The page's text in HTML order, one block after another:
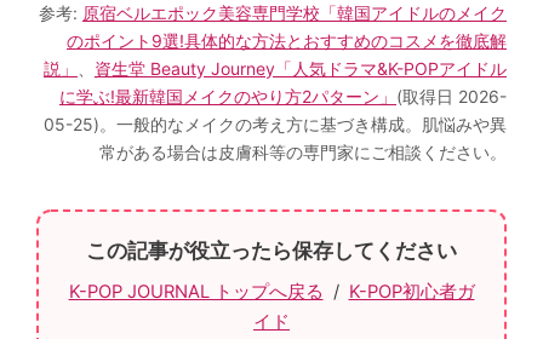
参考: 原宿ベルエポック美容専門学校「韓国アイドルのメイク
のポイント9選!具体的な方法とおすすめのコスメを徹底解
説」
資生堂 Beauty Journey「人気ドラマ&K-POPアイドル
に学ぶ!最新韓国メイクのやり方2パターン」 (取得日 2026-
05-25)。一般的なメイクの考え方に基づき構成。肌悩みや異
常がある場合は皮膚科等の専門家にご相談ください。
この記事が役立ったら保存してください
K-POP JOURNAL トップへ戻る / K-POP初心者ガ
イド